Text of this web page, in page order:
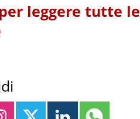
leggere tutte le